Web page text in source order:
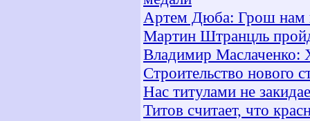
Артем Дюба: Грош нам
Мартин Штранцль
Владимир Маслаченко:
Строительство нового
Нас титулами не
Титов считает, что